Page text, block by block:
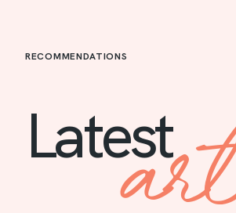
RECOMMENDATIONS
Latest